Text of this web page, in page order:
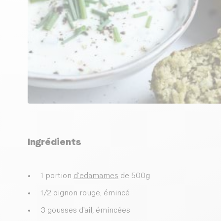
Ingrédients
1 portion d'edamames de 500g
1/2 oignon rouge, émincé
3 gousses d'ail, émincées